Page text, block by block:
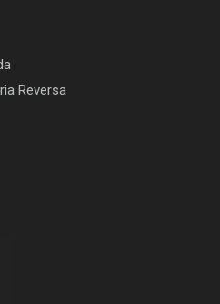
Reversa